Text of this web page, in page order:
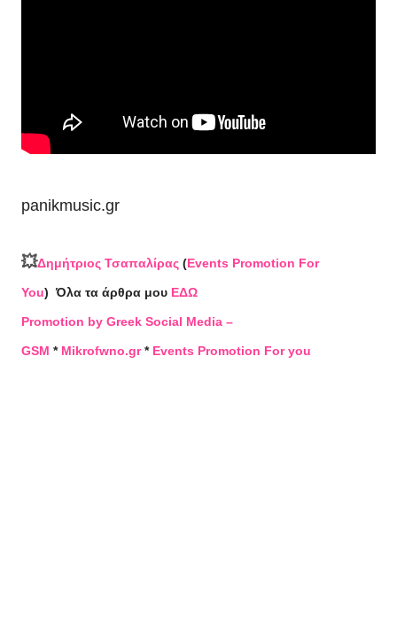
panikmusic.gr
💥Δημήτριος Τσαπαλίρας (Events Promotion For
You) Όλα τα άρθρα μου ΕΔΩ
Promotion by Greek Social Media –
GSM * Mikrofwno.gr* Events Promotion For you